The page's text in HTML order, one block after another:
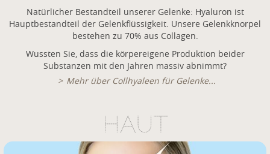
Natürlicher Bestandteil unserer Gelenke: Hyaluron ist
Hauptbestandteil der Gelenkflüssigkeit. Unsere Gelenkknorpel
bestehen zu 70% aus Collagen.
Wussten Sie, dass die körpereigene Produktion beider
Substanzen mit den Jahren massiv abnimmt?
Mehr über Collhyaleen für Gelenke...
HAUT